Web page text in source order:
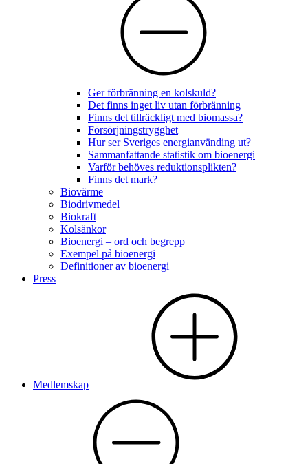
Ger förbränning en kolskuld?
Det finns inget liv utan förbränning
Finns det tillräckligt med biomassa?
Försörjningstrygghet
Hur ser Sveriges energianvänding ut?
Sammanfattande statistik om bioenergi
Varför behöves reduktionsplikten?
Finns det mark?
Biovärme
Biodrivmedel
Biokraft
Kolsänkor
Bioenergi – ord och begrepp
Exempel på bioenergi
Definitioner av bioenergi
Press
Medlemskap